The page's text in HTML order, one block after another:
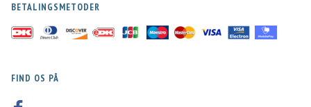
BETALINGSMETODER
FIND OS PÅ